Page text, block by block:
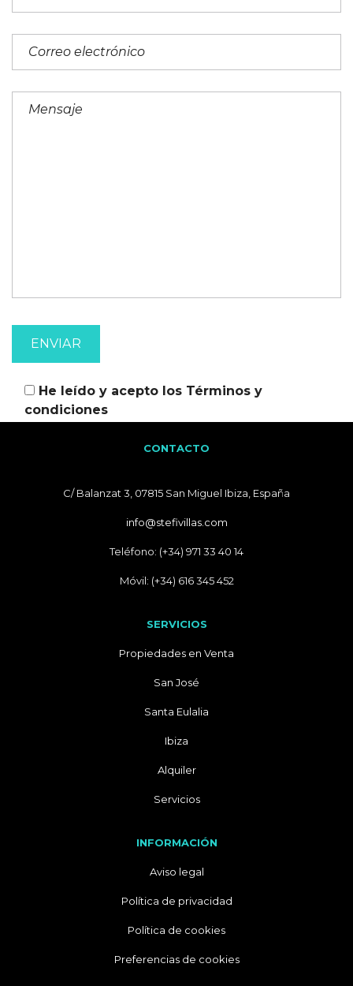
He leído y acepto los Términos y
condiciones
CONTACTO
C/ Balanzat 3, 07815 San Miguel Ibiza, España
info@stefivillas.com
Teléfono: (+34) 971 33 40 14
Móvil: (+34) 616 345 452
SERVICIOS
Propiedades en Venta
San José
Santa Eulalia
Ibiza
Alquiler
Servicios
INFORMACIÓN
Aviso legal
Política de privacidad
Política de cookies
Preferencias de cookies